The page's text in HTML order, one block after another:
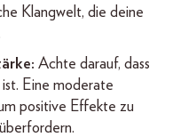
Klangwelt, die deine
Achte darauf, dass
Eine moderate
positive Effekte zu